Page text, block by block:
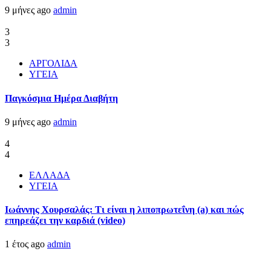
9 μήνες ago admin
3
3
ΑΡΓΟΛΙΔΑ
ΥΓΕΙΑ
Παγκόσμια Ημέρα Διαβήτη
9 μήνες ago admin
4
4
ΕΛΛΑΔΑ
ΥΓΕΙΑ
Ιωάννης Χουρσαλάς: Τι είναι η λιποπρωτεΐνη (a) και πώς
επηρεάζει την καρδιά (video)
1 έτος ago admin